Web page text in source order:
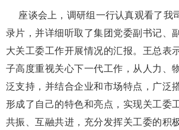
座谈会上，调研组一行认真观看了我
录片，并详细听取了集团党委副书记、
大关工委工作开展情况的汇报。王总表
子高度重视关心下一代工作，从人力、
泛支持，并结合企业和市场特点，广泛
形成了自己的特色和亮点，实现关工委
共振、互融共进，充分发挥关工委的积